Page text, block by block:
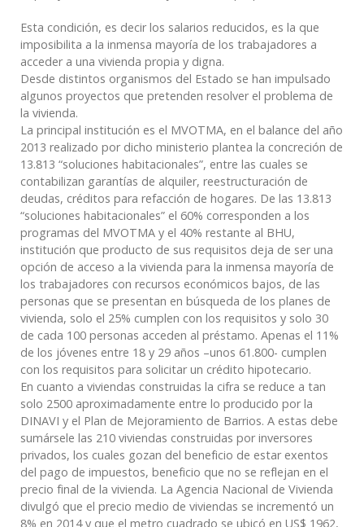
Esta condición, es decir los salarios reducidos, es la que
imposibilita a la inmensa mayoría de los trabajadores a
acceder a una vivienda propia y digna.
Desde distintos organismos del Estado se han impulsado
algunos proyectos que pretenden resolver el problema de
la vivienda.
La principal institución es el MVOTMA, en el balance del año
2013 realizado por dicho ministerio plantea la concreción de
13.813 “soluciones habitacionales”, entre las cuales se
contabilizan garantías de alquiler, reestructuración de
deudas, créditos para refacción de hogares. De las 13.813
“soluciones habitacionales” el 60% corresponden a los
programas del MVOTMA y el 40% restante al BHU,
institución que producto de sus requisitos deja de ser una
opción de acceso a la vivienda para la inmensa mayoría de
los trabajadores con recursos económicos bajos, de las
personas que se presentan en búsqueda de los planes de
vivienda, solo el 25% cumplen con los requisitos y solo 30
de cada 100 personas acceden al préstamo. Apenas el 11%
de los jóvenes entre 18 y 29 años –unos 61.800- cumplen
con los requisitos para solicitar un crédito hipotecario.
En cuanto a viviendas construidas la cifra se reduce a tan
solo 2500 aproximadamente entre lo producido por la
DINAVI y el Plan de Mejoramiento de Barrios. A estas debe
sumársele las 210 viviendas construidas por inversores
privados, los cuales gozan del beneficio de estar exentos
del pago de impuestos, beneficio que no se reflejan en el
precio final de la vivienda. La Agencia Nacional de Vivienda
divulgó que el precio medio de viviendas se incrementó un
8% en 2014 y que el metro cuadrado se ubicó en US$ 1962,